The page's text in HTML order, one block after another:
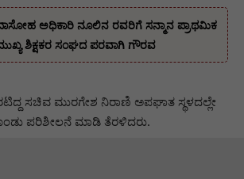
ಅಧಿಕಾರಿ ನೂಲಿನ ರವರಿಗೆ ಸನ್ಮಾನ ಪ್ರಾಥಮಿಕ
ಶಿಕ್ಷಕರ ಸಂಘದ ಪರವಾಗಿ ಗೌರವ
ಸಚಿವ ಮುರಗೇಶ ನಿರಾಣಿ ಅಪಘಾತ ಸ್ಥಳದಲ್ಲೇ
ಪರಿಶೀಲನೆ ಮಾಡಿ ತೆರಳಿದರು.